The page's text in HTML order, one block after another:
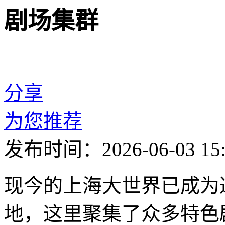
剧场集群
分享
为您推荐
发布时间：2026-06-03
现今的上海大世界已成
地，这里聚集了众多特